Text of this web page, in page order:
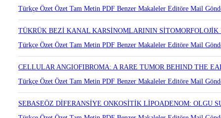
PAROTİSTE ONKOSİTOMA EŞLİK EDEN MULTİFOKAL
Türkçe ÖzetÖzetTam MetinPDFBenzer MakalelerEditöre Mail
TÜKRÜK BEZİ KANAL KARSİNOMLARININ
Türkçe ÖzetÖzetTam MetinPDFBenzer MakalelerEditöre Mail
CELLULAR ANGIOFIBROMA: A RARE TUMOR BEHIND THE
Türkçe ÖzetÖzetTam MetinPDFBenzer MakalelerEditöre Mail